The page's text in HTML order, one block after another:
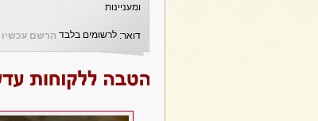
ומעניינות
דואר: לרשומים בלבד הרשם עכשיו